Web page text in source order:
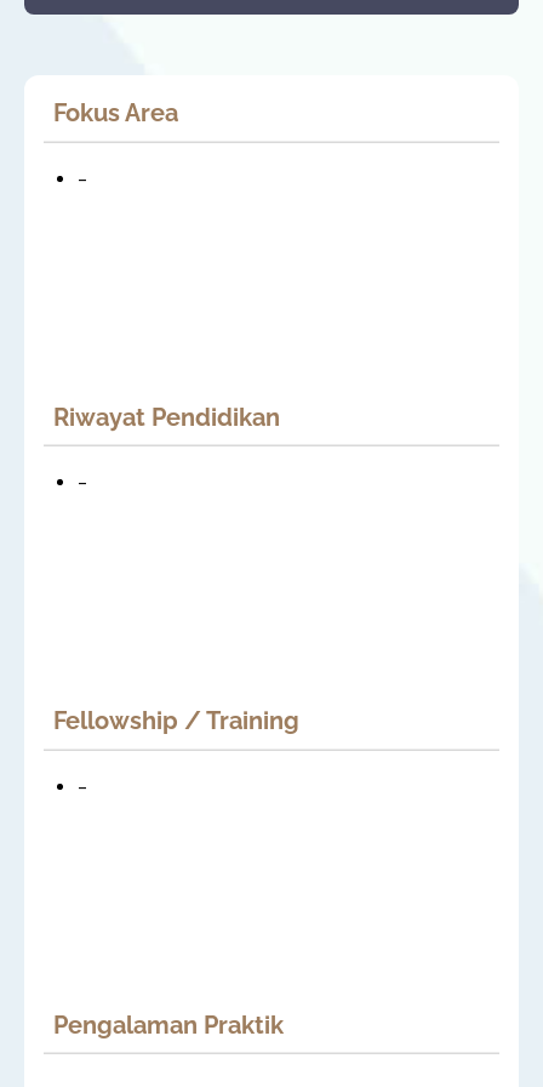
Fokus Area
–
Riwayat Pendidikan
–
Fellowship / Training
–
Pengalaman Praktik